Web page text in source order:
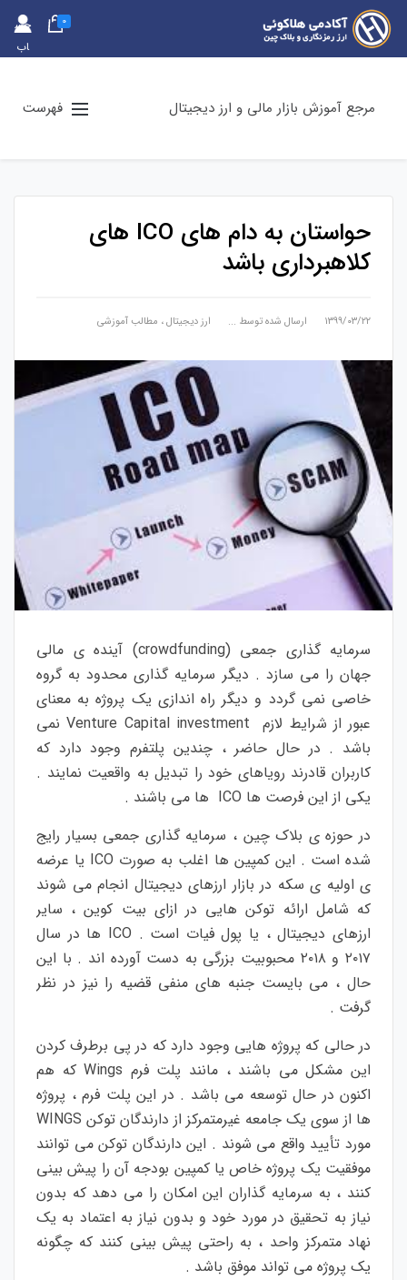
حس
اب
0
مرجع آموزش بازار مالی و ارز دیجیتال فهرست
حواستان به دام های ICO های
کلاهبرداری باشد
۱۳۹۹/۰۳/۲۲ ارسال شده توسط ... ارز دیجیتال، مطالب آموزشی
سرمایه گذاری جمعی (crowdfunding) آینده ی مالی
جهان را می سازد . دیگر سرمایه گذاری محدود به گروه
خاصی نمی گردد و دیگر راه اندازی یک پروژه به معنای
عبور از شرایط لازم Venture Capital investment نمی
باشد . در حال حاضر ، چندین پلتفرم وجود دارد که
کاربران قادرند رویاهای خود را تبدیل به واقعیت نمایند .
یکی از این فرصت ها ICO ها می باشند .
در حوزه ی بلاک چین ، سرمایه گذاری جمعی بسیار رایج
شده است . این کمپین ها اغلب به صورت ICO یا عرضه
ی اولیه ی سکه در بازار ارزهای دیجیتال انجام می شوند
که شامل ارائه توکن هایی در ازای بیت کوین ، سایر
ارزهای دیجیتال ، یا پول فیات است . ICO ها در سال
۲۰۱۷ و ۲۰۱۸ محبوبیت بزرگی به دست آورده اند . با این
حال ، می بایست جنبه های منفی قضیه را نیز در نظر
گرفت .
در حالی که پروژه هایی وجود دارد که در پی برطرف کردن
این مشکل می باشند ، مانند پلت فرم Wings که هم
اکنون در حال توسعه می باشد . در این پلت فرم ، پروژه
ها از سوی یک جامعه غیرمتمرکز از دارندگان توکن WINGS
مورد تأیید واقع می شوند . این دارندگان توکن می توانند
موفقیت یک پروژه خاص یا کمپین بودجه آن را پیش بینی
کنند ، به سرمایه گذاران این امکان را می دهد که بدون
نیاز به تحقیق در مورد خود و بدون نیاز به اعتماد به یک
نهاد متمرکز واحد ، به راحتی پیش بینی کنند که چگونه
یک پروژه می تواند موفق باشد .